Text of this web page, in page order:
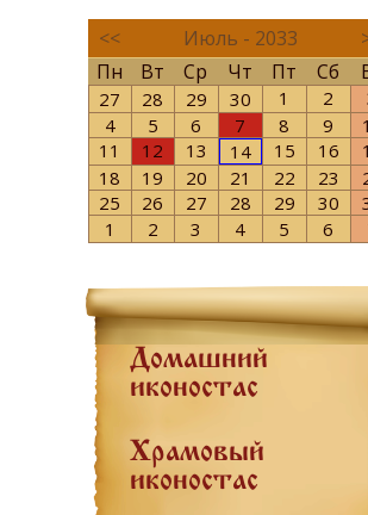
<< Июль - 2033
Пн
Вт Ср Чт Пт Сб
27 28 29 30 1 2
4
5 6 7 8 9
11
12 13 14 15 16
18
19 20 21 22 23
25
26 27 28 29 30
1
2 3 4 5 6
Домашний
иконостас
Храмовый
иконостас